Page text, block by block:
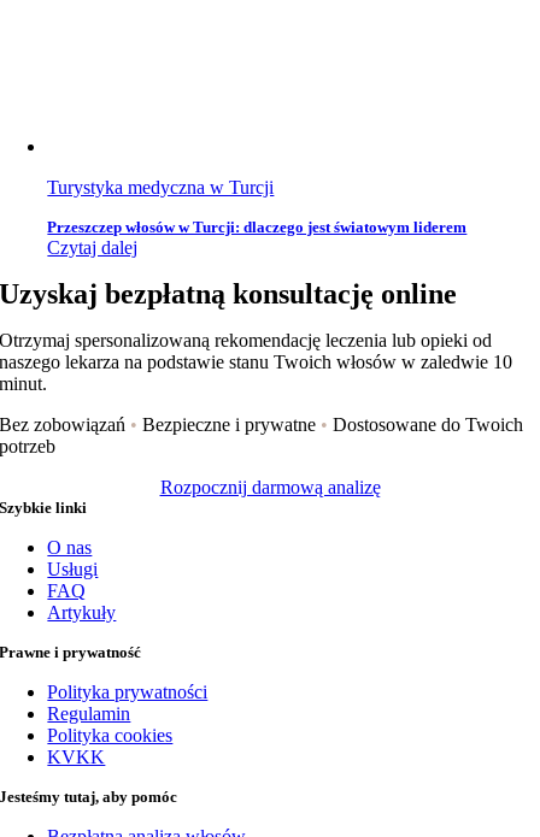
Turystyka medyczna w Turcji
Przeszczep włosów w Turcji: dlaczego jest światowym liderem
Czytaj dalej
Uzyskaj bezpłatną konsultację online
Otrzymaj spersonalizowaną rekomendację leczenia lub opieki od
naszego lekarza na podstawie stanu Twoich włosów w zaledwie 10
minut.
Bez zobowiązań • Bezpieczne i prywatne • Dostosowane do Twoich
potrzeb
Rozpocznij darmową analizę
Szybkie linki
O nas
Usługi
FAQ
Artykuły
Prawne i prywatność
Polityka prywatności
Regulamin
Polityka cookies
KVKK
Jesteśmy tutaj, aby pomóc